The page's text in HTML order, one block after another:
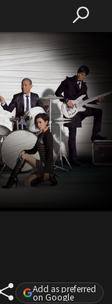
Add as preferred
on Google